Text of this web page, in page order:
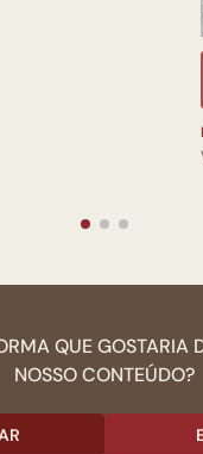
QUE GOSTARIA
NOSSO CONTEÚDO?